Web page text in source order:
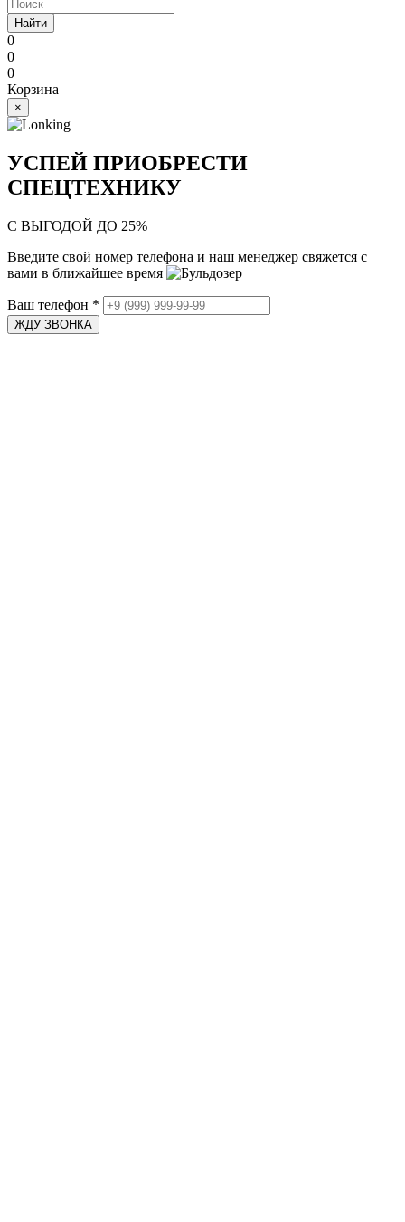
Найти
0
0
0
Корзина
×
УСПЕЙ ПРИОБРЕСТИ
СПЕЦТЕХНИКУ
С ВЫГОДОЙ ДО 25%
Введите свой номер телефона и наш менеджер свяжется с
вами в ближайшее время
Ваш телефон *